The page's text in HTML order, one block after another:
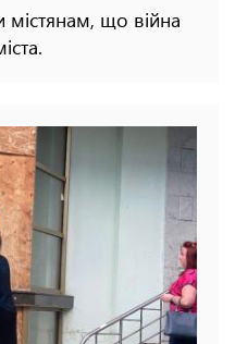
містянам, що війна